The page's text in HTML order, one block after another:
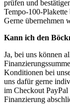
prüfen und
Tempo-100-
Gerne übernehmen
Kann ich den
Ja, bei uns können
Konditionen bei
uns dafür gerne
im Checkout
Finanzierung